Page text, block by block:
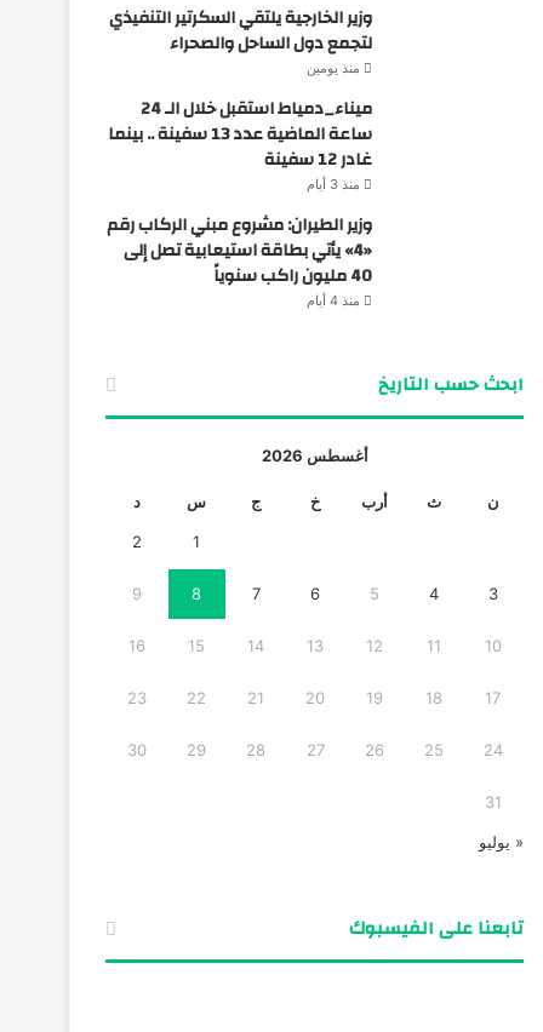
وزير الخارجية يلتقي السكرتير التنفيذي
لتجمع دول الساحل والصحراء
منذ يومين
ميناء_دمياط استقبل خلال الـ 24
ساعة الماضية عدد 13 سفينة .. بينما
غادر 12 سفينة
منذ 3 أيام
وزير الطيران: مشروع مبني الركاب رقم
«4» يأتي بطاقة استيعابية تصل إلى
40 مليون راكب سنوياً
منذ 4 أيام
ابحث حسب التاريخ
أغسطس 2026
ن ث أرب خ ج س د
1
2
3
4
5
6
7
8
9
10
11
12
13
14
15
16
17
18
19
20
21
22
23
24
25
26
27
28
29
30
31
« يوليو
تابعنا على الفيسبوك